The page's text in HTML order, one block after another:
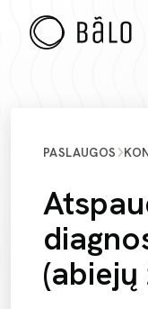
PASLAUGOS